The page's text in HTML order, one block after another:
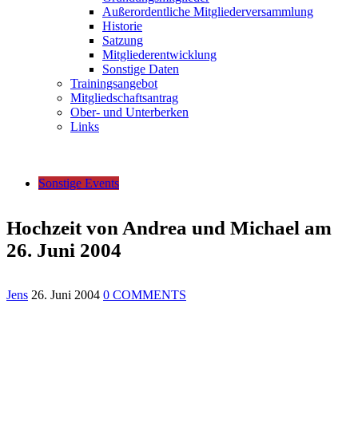
Außerordentliche Mitgliederversammlung
Historie
Satzung
Mitgliederentwicklung
Sonstige Daten
Trainingsangebot
Mitgliedschaftsantrag
Ober- und Unterberken
Links
Sonstige Events
Hochzeit von Andrea und Michael am
26. Juni 2004
Jens 26. Juni 2004 0 COMMENTS